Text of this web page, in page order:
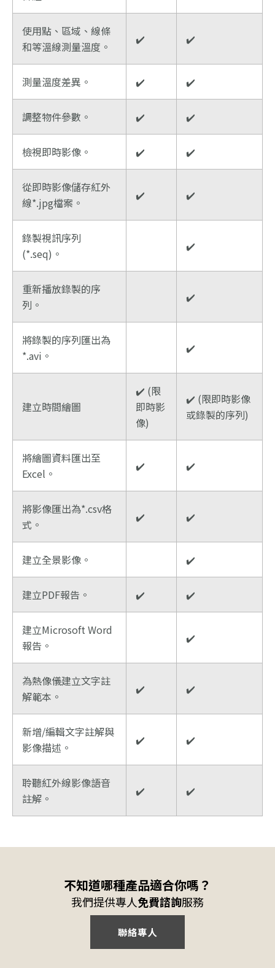
使用點、區域、線條
和等溫線測量溫度。
✔️ ✔️
測量溫度差異。 ✔️ ✔️
調整物件參數。 ✔️ ✔️
檢視即時影像。 ✔️ ✔️
從即時影像儲存紅外
線*.jpg檔案。
✔️ ✔️
錄製視訊序列
(*.seq)。
✔️
重新播放錄製的序
列。
✔️
將錄製的序列匯出為
*.avi。
✔️
建立時間繪圖
✔️ (限
即時影
像)
✔️ (限即時影像
或錄製的序列)
將繪圖資料匯出至
Excel。
✔️ ✔️
將影像匯出為*.csv格
式。
✔️ ✔️
建立全景影像。 ✔️
建立PDF報告。 ✔️ ✔️
建立Microsoft Word
報告。
✔️
為熱像儀建立文字註
解範本。
✔️ ✔️
新增/編輯文字註解與
影像描述。
✔️ ✔️
聆聽紅外線影像語音
註解。
✔️ ✔️
不知道哪種產品適合你嗎？
我們提供專人免費諮詢服務
聯絡專人